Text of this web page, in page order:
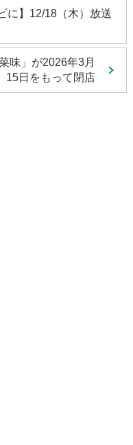
に】12/18（木）放送
味」が2026年3月
15日をもって閉店